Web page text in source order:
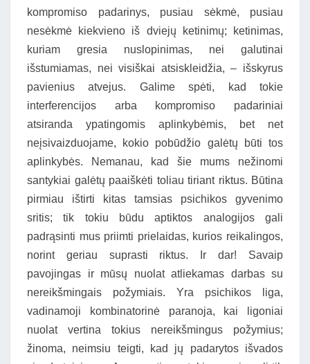
kompromiso padarinys, pusiau sėkmė, pusiau
nesėkmė kiekvieno iš dviejų ketinimų; ketinimas,
kuriam gresia nuslopinimas, nei galutinai
išstumiamas, nei visiškai atsiskleidžia, – išskyrus
pavienius atvejus. Galime spėti, kad tokie
interferencijos arba kompromiso padariniai
atsiranda ypatingomis aplinkybėmis, bet net
neįsivaizduojame, kokio pobūdžio galėtų būti tos
aplinkybės. Nemanau, kad šie mums nežinomi
santykiai galėtų paaiškėti toliau tiriant riktus. Būtina
pirmiau ištirti kitas tamsias psichikos gyvenimo
sritis; tik tokiu būdu aptiktos analogijos gali
padrąsinti mus priimti prielaidas, kurios reikalingos,
norint geriau suprasti riktus. Ir dar! Savaip
pavojingas ir mūsų nuolat atliekamas darbas su
nereikšmingais požymiais. Yra psichikos liga,
vadinamoji kombinatorinė paranoja, kai ligoniai
nuolat vertina tokius nereikšmingus požymius;
žinoma, neimsiu teigti, kad jų padarytos išvados